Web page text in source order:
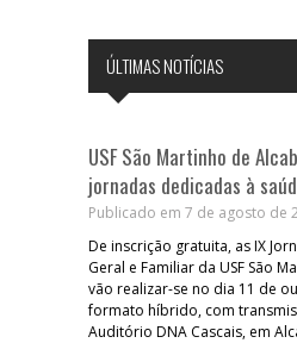
ÚLTIMAS NOTÍCIAS
USF São Martinho de
jornadas dedicadas à
Publicado em 7 de agosto de
De inscrição gratuita, as IX
Geral e Familiar da USF São
vão realizar-se no dia 11 de
formato híbrido, com
Auditório DNA Cascais, em